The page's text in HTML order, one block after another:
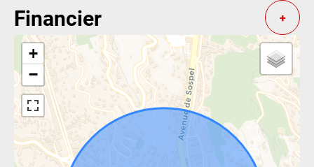
Financier +
+
−